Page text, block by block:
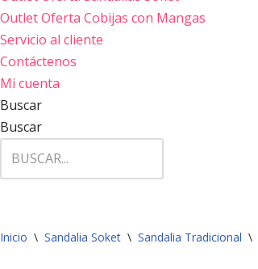
Outlet Oferta Cobijas con Mangas
Servicio al cliente
Contáctenos
Mi cuenta
Buscar
Buscar
Inicio \ Sandalia Soket \ Sandalia Tradicional \